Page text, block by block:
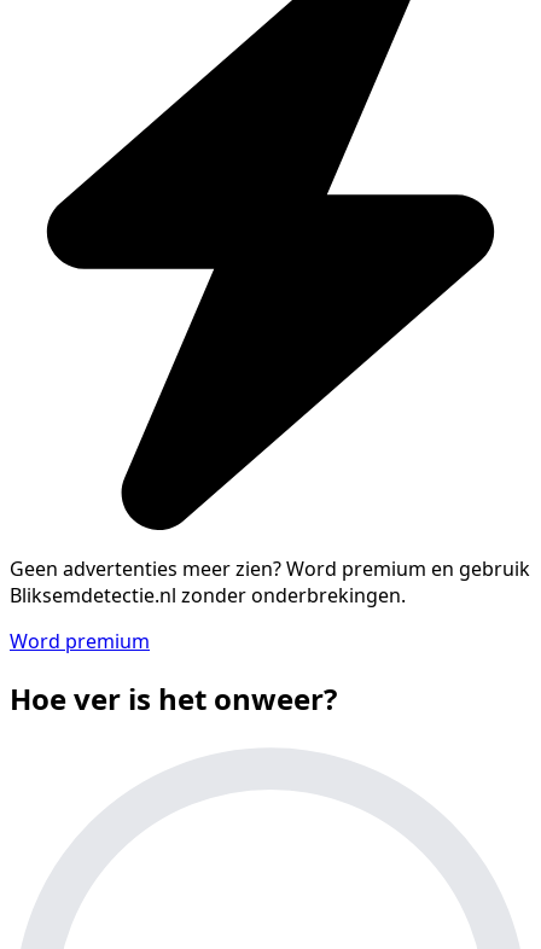
Geen advertenties meer zien?Word premium en gebruik
Bliksemdetectie.nl zonder onderbrekingen.
Word premium
Hoe ver is het onweer?